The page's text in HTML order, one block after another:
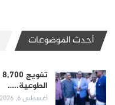
أحدث الموضوعات
الطوعية..…
أغسطس 6, 2026